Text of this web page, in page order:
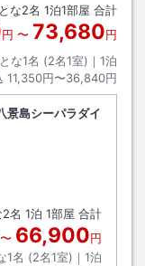
な2名 1泊1部屋 合計
円 〜 73,680円
な1名 (2名1室)｜ 1泊
11,350円〜36,840円
景島シーパラダイ
2名 1泊 1部屋 合計
〜 66,900円
1名 (2名1室)｜ 1泊